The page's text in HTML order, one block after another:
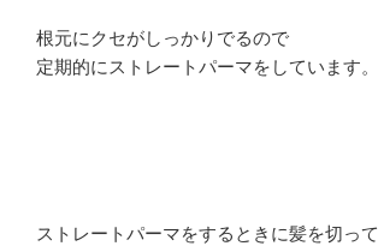
根元にクセがしっかりでるので
定期的にストレートパーマをしています。
ストレートパーマをするときに髪を切って